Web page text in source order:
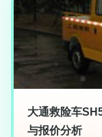
大通救险车
与报价分析